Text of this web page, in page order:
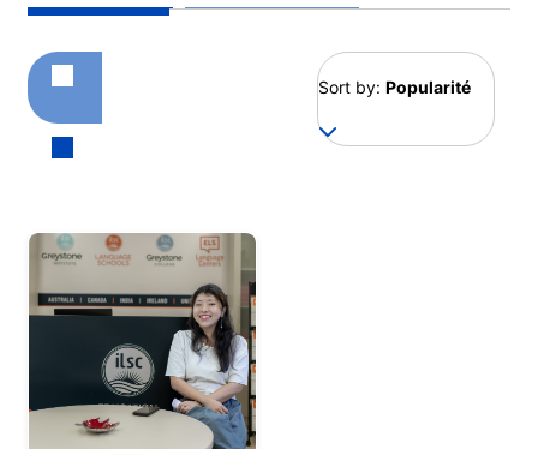
Sort by: Popularité